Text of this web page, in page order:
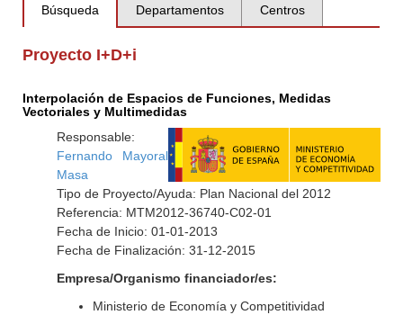
Búsqueda Departamentos Centros
Proyecto I+D+i
Interpolación de Espacios de Funciones, Medidas
Vectoriales y Multimedidas
Responsable:
Fernando Mayoral
Masa
Tipo de Proyecto/Ayuda: Plan Nacional del 2012
Referencia: MTM2012-36740-C02-01
Fecha de Inicio: 01-01-2013
Fecha de Finalización: 31-12-2015
Empresa/Organismo financiador/es:
Ministerio de Economía y Competitividad